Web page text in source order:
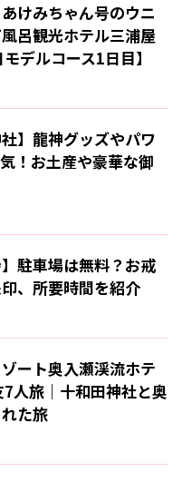
あけみちゃん号のウニ
呂観光ホテル三浦屋
デルコース1日目】
社】龍神グッズやパワ
！お土産や豪華な御
】駐車場は無料？お戒
、所要時間を紹介
ゾート奥入瀬渓流ホテ
人旅｜十和田神社と奥
た旅